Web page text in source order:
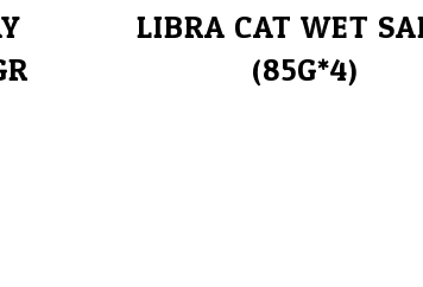
LIBRA CAT WET
(85G*4)